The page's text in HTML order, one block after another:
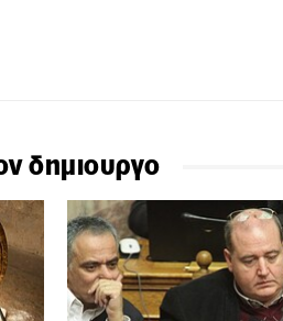
δημιουργο